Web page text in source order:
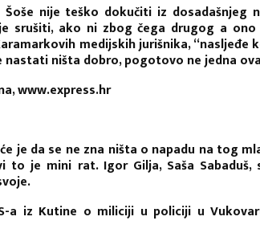
nije teško dokučiti iz dosadašnjeg
je srušiti, ako ni zbog čega drugog a
medijskih jurišnika, “nasljeđe
nastati ništa dobro, pogotovo ne jedna
www.express.hr
je da se ne zna ništa o napadu na tog
to je mini rat. Igor Gilja, Saša
a iz Kutine o miliciji u policiji u